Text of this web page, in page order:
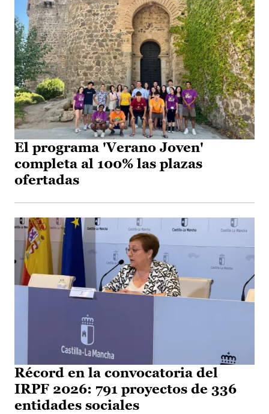
El programa 'Verano Joven'
completa al 100% las plazas
ofertadas
Récord en la convocatoria del
IRPF 2026: 791 proyectos de 336
entidades sociales